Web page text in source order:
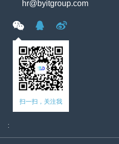
hr@byitgroup.com
扫一扫，关注我
: